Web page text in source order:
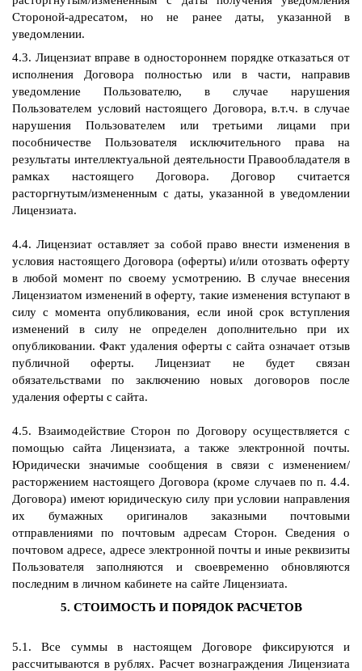
Стороной-адресатом, но не ранее даты, указанной в
уведомлении.
4.3. Лицензиат вправе в одностороннем порядке отказаться от
исполнения Договора полностью или в части, направив
уведомление Пользователю, в случае нарушения
Пользователем условий настоящего Договора, в.т.ч. в случае
нарушения Пользователем или третьими лицами при
пособничестве Пользователя исключительного права на
результаты интеллектуальной деятельности Правообладателя в
рамках настоящего Договора. Договор считается
расторгнутым/измененным с даты, указанной в уведомлении
Лицензиата.
4.4. Лицензиат оставляет за собой право внести изменения в
условия настоящего Договора (оферты) и/или отозвать оферту
в любой момент по своему усмотрению. В случае внесения
Лицензиатом изменений в оферту, такие изменения вступают в
силу с момента опубликования, если иной срок вступления
изменений в силу не определен дополнительно при их
опубликовании. Факт удаления оферты с сайта означает отзыв
публичной оферты. Лицензиат не будет связан
обязательствами по заключению новых договоров после
удаления оферты с сайта.
4.5. Взаимодействие Сторон по Договору осуществляется с
помощью сайта Лицензиата, а также электронной почты.
Юридически значимые сообщения в связи с изменением/
расторжением настоящего Договора (кроме случаев по п. 4.4.
Договора) имеют юридическую силу при условии направления
их бумажных оригиналов заказными почтовыми
отправлениями по почтовым адресам Сторон. Сведения о
почтовом адресе, адресе электронной почты и иные реквизиты
Пользователя заполняются и своевременно обновляются
последним в личном кабинете на сайте Лицензиата.
5. СТОИМОСТЬ И ПОРЯДОК РАСЧЕТОВ
5.1. Все суммы в настоящем Договоре фиксируются и
рассчитываются в рублях. Расчет вознаграждения Лицензиата